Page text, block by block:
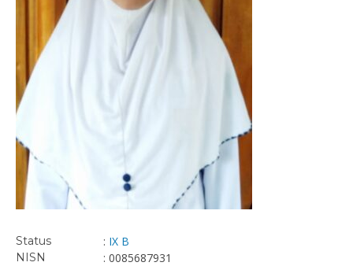
Status : IX B
NISN : 0085687931